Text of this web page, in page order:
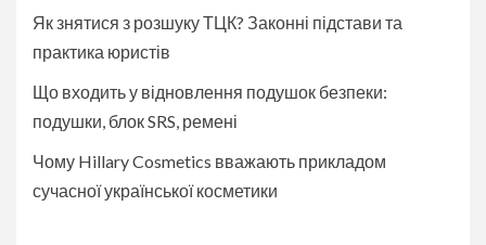
Як знятися з розшуку ТЦК? Законні підстави та
практика юристів
Що входить у відновлення подушок безпеки:
подушки, блок SRS, ремені
Чому Hillary Cosmetics вважають прикладом
сучасної української косметики